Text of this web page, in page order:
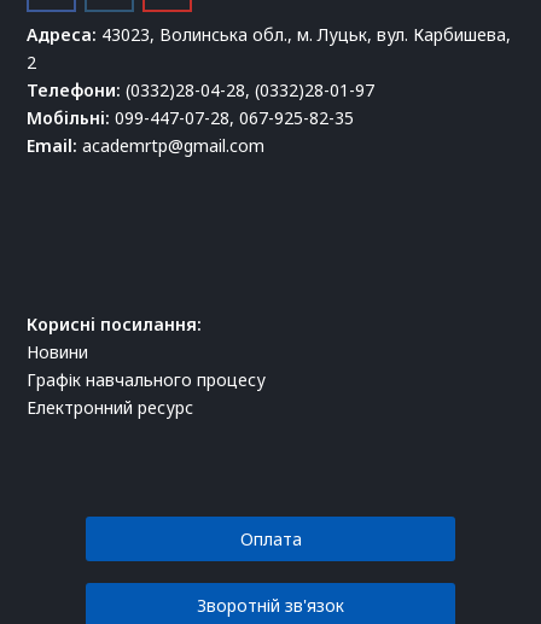
Адреса: 43023, Волинська обл., м. Луцьк, вул. Карбишева,
2
Телефони: (0332)28-04-28, (0332)28-01-97
Мобільні: 099-447-07-28, 067-925-82-35
Email: academrtp@gmail.com
Корисні посилання:
Новини
Графік навчального процесу
Електронний ресурс
Оплата
Зворотній зв'язок